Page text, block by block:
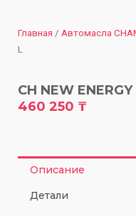
Главная / Автомасла
L
CH NEW
460 250 ₸
Описание
Детали